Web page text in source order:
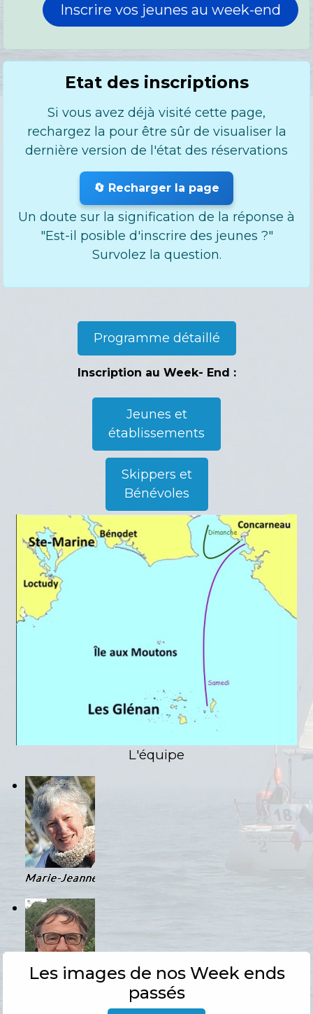
Inscrire vos jeunes au week-end
Etat des inscriptions
Si vous avez déjà visité cette page,
rechargez la pour être sûr de visualiser la
dernière version de l'état des réservations
🔄 Recharger la page
Un doute sur la signification de la réponse à
"Est-il posible d'inscrire des jeunes ?"
Survolez la question.
Programme détaillé
Inscription au Week- End :
Jeunes et
établissements
Skippers et
Bénévoles
L'équipe
Les images de nos Week ends
passés